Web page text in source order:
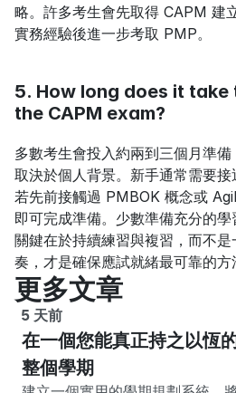
略。許多考生會先取得 CAPM 建
實務經驗後進一步考取 PMP。
5. How long does it
the CAPM exam?
多數考生會投入約兩到三個月準
取決於個人背景。新手通常需要接
若先前接觸過 PMBOK 概念或
即可完成準備。少數準備充分的
關鍵在於持續練習與複習，而不
奏，才是確保應試就緒最可靠的方
更多文章
5 天前
在一個您能真正持之以恆
整個學期